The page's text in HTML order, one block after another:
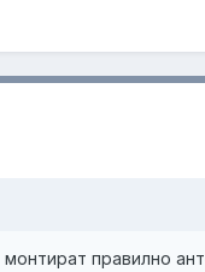
правилно